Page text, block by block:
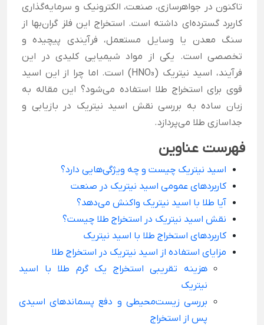
تاکنون در جواهرسازی، صنعت، الکترونیک و سرمایه‌گذاری
کاربرد گسترده‌ای داشته است. استخراج این فلز گران‌بها از
سنگ معدن یا وسایل مستعمل، فرآیندی پیچیده و
تخصصی است. یکی از مواد شیمیایی کلیدی در این
فرآیند، اسید نیتریک (HNO₃) است. اما چرا از این اسید
قوی برای استخراج طلا استفاده می‌شود؟ این مقاله به
زبان ساده به بررسی نقش اسید نیتریک در بازیابی و
جداسازی طلا می‌پردازد.
فهرست عناوین
اسید نیتریک چیست و چه ویژگی‌هایی دارد؟
کاربردهای عمومی اسید نیتریک در صنعت
آیا طلا با اسید نیتریک واکنش می‌دهد؟
نقش اسید نیتریک در استخراج طلا چیست؟
کاربردهای استخراج طلا با اسید نیتریک
مزایای استفاده از اسید نیتریک در استخراج طلا
هزینه تقریبی استخراج یک گرم طلا با اسید
نیتریک
بررسی زیست‌محیطی و دفع پسماندهای اسیدی
پس از استخراج